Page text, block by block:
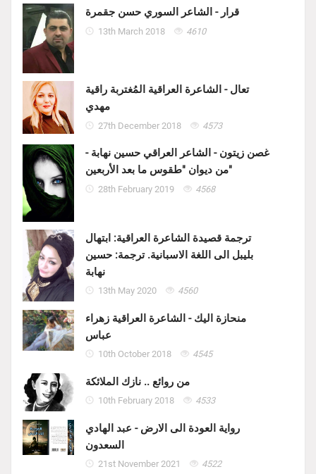
قرار - الشاعر السوري حسن جقمرة
13th March 2018 4610
تعال - الشاعرة العراقية المُغتربة راقية
مهدي
27th December 2018 4573
غصن زيتون - الشاعر العراقي حسين نهابة -
من ديوان "طقوس ما بعد الأربعين"
28th February 2019 4568
ترجمة قصيدة الشاعرة العراقية: ابتهال
بليبل الى اللغة الاسبانية. ترجمة: حسين
نهابة
13th May 2020 4560
منحازة اليك - الشاعرة العراقية زهراء
عباس
10th October 2018 4545
من روائع .. نازك الملائكة
10th February 2018 4533
رواية العودة الى الارض - عبد الهادي
السعدون
21st November 2021 4522